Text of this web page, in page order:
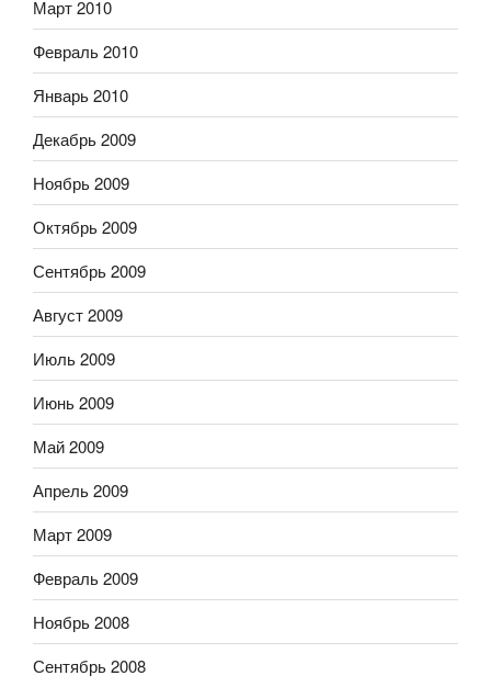
Март 2010
Февраль 2010
Январь 2010
Декабрь 2009
Ноябрь 2009
Октябрь 2009
Сентябрь 2009
Август 2009
Июль 2009
Июнь 2009
Май 2009
Апрель 2009
Март 2009
Февраль 2009
Ноябрь 2008
Сентябрь 2008